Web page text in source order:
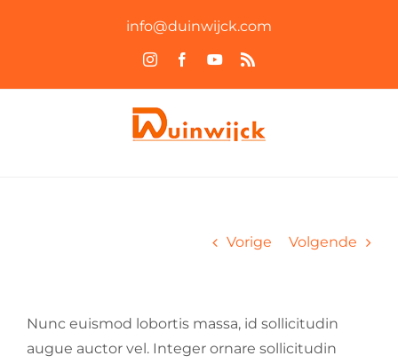
info@duinwijck.com
InstagramFacebookYouTube
Vorige Volgende
Nunc euismod lobortis massa, id sollicitudin
augue auctor vel. Integer ornare sollicitudin